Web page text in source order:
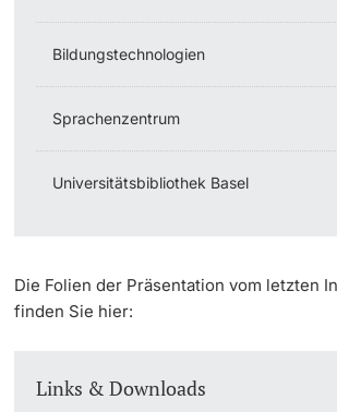
Bildungstechnologien
Sprachenzentrum
Universitätsbibliothek Basel
Die Folien der Präsentation vom letzten
finden Sie hier:
Links & Downloads